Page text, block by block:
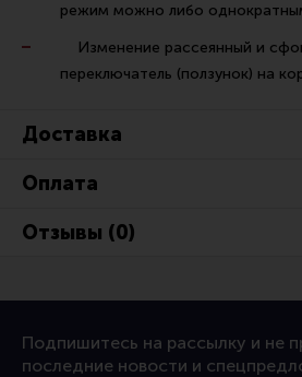
режим можно либо
Изменение рассеянный и
переключатель (ползунок) на
Доставка
Оплата
Отзывы (0)
Подпишитесь на рассылку и не
последние новости и